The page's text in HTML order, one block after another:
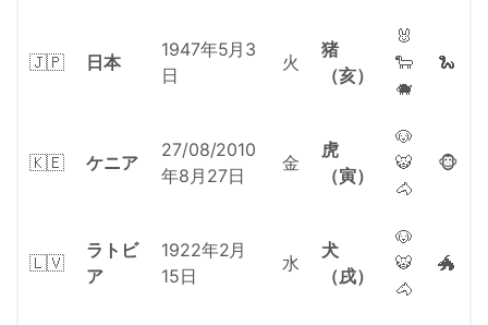
🇯🇵 日本
1947年5月3
日
火
猪
（亥）
🐰
🐑
🐗
🐍
🇰🇪 ケニア
27/08/2010
年8月27日
金
虎
（寅）
🐶
🐯
🐴
🐵
🇱🇻
ラトビ
ア
1922年2月
15日
水
犬
（戌）
🐶
🐯
🐴
🐲